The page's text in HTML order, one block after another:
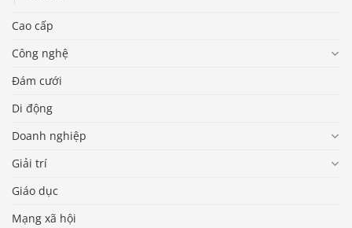
Cao cấp
Công nghệ
Đám cưới
Di động
Doanh nghiệp
Giải trí
Giáo dục
Mạng xã hội